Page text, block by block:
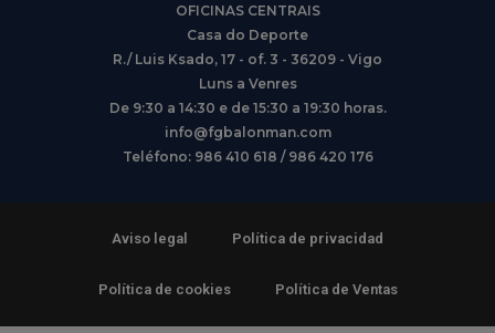
OFICINAS CENTRAIS
Casa do Deporte
R./ Luis Ksado, 17 - of. 3 - 36209 - Vigo
Luns a Venres
De 9:30 a 14:30 e de 15:30 a 19:30 horas.
info@fgbalonman.com
Teléfono: 986 410 618 / 986 420 176
Aviso legal Política de privacidad
Política de cookies Política de Ventas